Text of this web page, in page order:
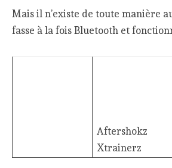
Mais il n’existe de toute manière
fasse à la fois Bluetooth et
Aftershokz
Xtrainerz